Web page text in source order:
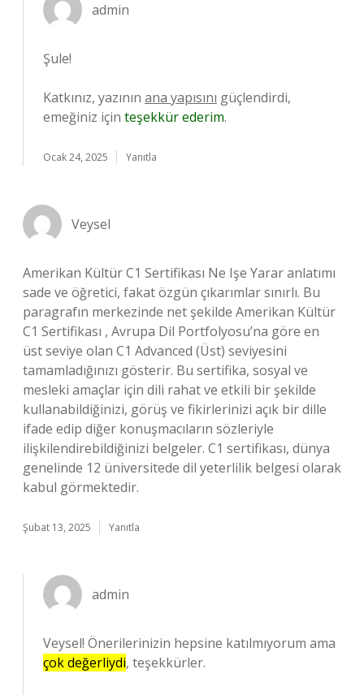
admin
Şule!
Katkınız, yazının ana yapısını güçlendirdi,
emeğiniz için teşekkür ederim.
Ocak 24, 2025 Yanıtla
Veysel
Amerikan Kültür C1 Sertifikası Ne Işe Yarar anlatımı
sade ve öğretici, fakat özgün çıkarımlar sınırlı. Bu
paragrafın merkezinde net şekilde Amerikan Kültür
C1 Sertifikası , Avrupa Dil Portfolyosu’na göre en
üst seviye olan C1 Advanced (Üst) seviyesini
tamamladığınızı gösterir. Bu sertifika, sosyal ve
mesleki amaçlar için dili rahat ve etkili bir şekilde
kullanabildiğinizi, görüş ve fikirlerinizi açık bir dille
ifade edip diğer konuşmacıların sözleriyle
ilişkilendirebildiğinizi belgeler. C1 sertifikası, dünya
genelinde 12 üniversitede dil yeterlilik belgesi olarak
kabul görmektedir.
Şubat 13, 2025 Yanıtla
admin
Veysel! Önerilerinizin hepsine katılmıyorum ama
çok değerliydi, teşekkürler.